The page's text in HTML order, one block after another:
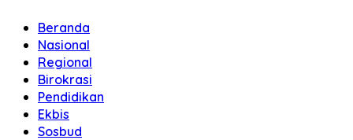
Beranda
Nasional
Regional
Birokrasi
Pendidikan
Ekbis
Sosbud